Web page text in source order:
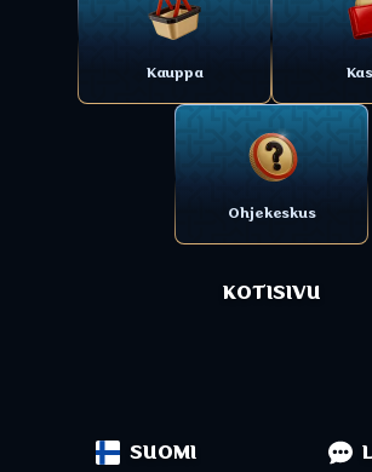
Kauppa
Ohjekeskus
KOTISIVU
SUOMI